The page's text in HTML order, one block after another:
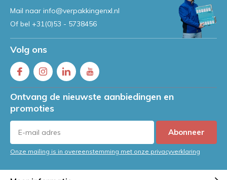
Mail naar info@verpakkingenxl.nl
Of bel +31(0)53 - 5738456
Volg ons
Ontvang de nieuwste aanbiedingen en
promoties
Abonneer
Onze mailing is in overeenstemming met onze privacyverklaring